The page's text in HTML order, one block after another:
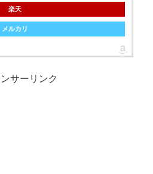
楽天
メルカリ
サーリンク